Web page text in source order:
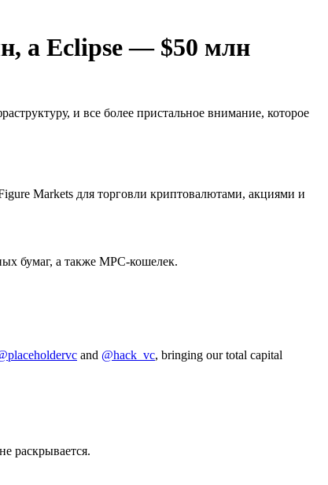
а Eclipse — $50 млн
и все более пристальное внимание, которое
Markets для торговли криптовалютами, акциями и
бумаг, а также MPC-кошелек.
and @hack_vc, bringing our total capital
раскрывается.